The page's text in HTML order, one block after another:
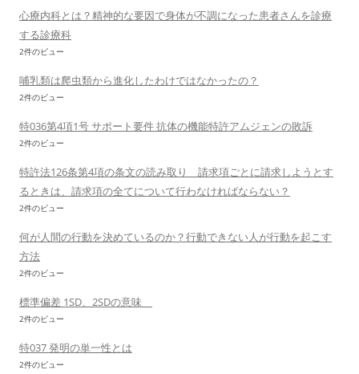
心療内科とは？精神的な要因で身体が不調になった患者さんを診療
する診療科
2件のビュー
哺乳類は爬虫類から進化したわけではなかったの？
2件のビュー
特036第4項1号 サポート要件 抗体の機能特許アムジェンの敗訴
2件のビュー
特許法126条第4項の条文の読み取り 請求項ごとに請求しようとす
るときは、請求項の全てについて行わなければならない？
2件のビュー
何が人間の行動を決めているのか？行動できない人が行動を起こす
方法
2件のビュー
標準偏差 1SD、2SDの意味
2件のビュー
特037 発明の単一性とは
2件のビュー